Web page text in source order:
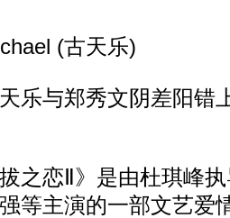
(古天乐)
与郑秀文阴差阳错
恋Ⅱ》是由杜琪峰执
等主演的一部文艺爱